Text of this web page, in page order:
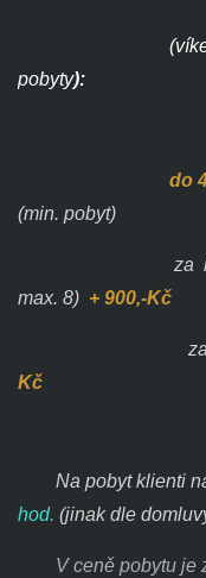
pobyty):
do
(min. pobyt)
za
max. 8) + 900,-Kč
Kč
Na pobyt klienti
hod. (jinak dle
Vceně pobytu je